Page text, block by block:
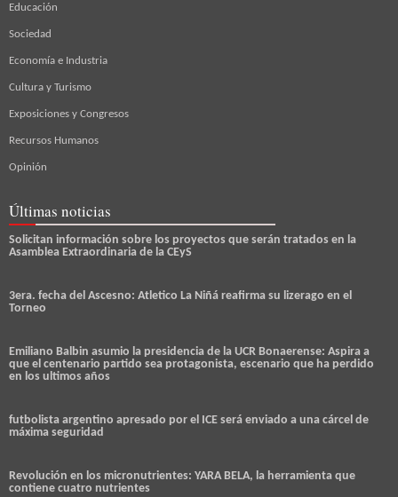
Educación
Sociedad
Economía e Industria
Cultura y Turismo
Exposiciones y Congresos
Recursos Humanos
Opinión
Últimas noticias
Solicitan información sobre los proyectos que serán tratados en la
Asamblea Extraordinaria de la CEyS
3era. fecha del Ascesno: Atletico La Niñá reafirma su lizerago en el
Torneo
Emiliano Balbin asumio la presidencia de la UCR Bonaerense: Aspira a
que el centenario partido sea protagonista, escenario que ha perdido
en los ultimos años
futbolista argentino apresado por el ICE será enviado a una cárcel de
máxima seguridad
Revolución en los micronutrientes: YARA BELA, la herramienta que
contiene cuatro nutrientes